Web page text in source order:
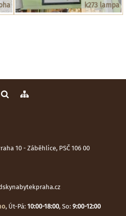
k273 lampa
10 - Záběhlice, PSČ 106 00
, Út-Pá: 10:00-18:00, So: 9:00-12:00